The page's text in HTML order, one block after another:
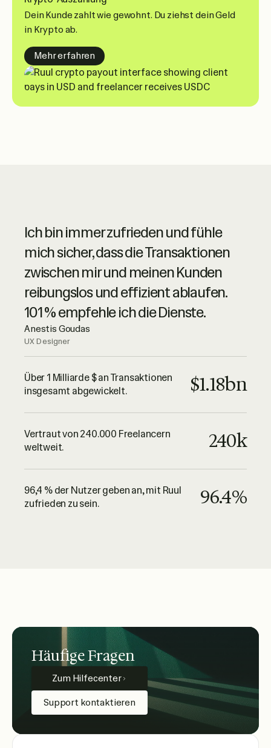
Dein Kunde zahlt wie gewohnt. Du ziehst dein Geld
in Krypto ab.
Mehr erfahrenabout crypto payouts
Ruul steht für hochwertige Online-
Dienste mit einem herausragenden
Kundenservice. Sie sind sehr
professionell – absolut
empfehlenswert.
Luciano Landaeta
Architekt
Ich bin immer zufrieden und fühle
mich sicher, dass die Transaktionen
zwischen mir und meinen Kunden
reibungslos und effizient ablaufen.
101 % empfehle ich die Dienste.
Anestis Goudas
UX Designer
Alles, was ich bis hierhin sagen kann,
ist, dass Ruul vertrauenswürdig ist
und ihre Dienste herausragend sind.
Macht weiter so, Leute! Danke!
Adrian Lazea
QA Engineer
Über 1 Milliarde $ an Transaktionen
insgesamt abgewickelt.
$1.18bn
Vertraut von 240.000 Freelancern
weltweit.
240k
96,4 % der Nutzer geben an, mit Ruul
zufrieden zu sein.
96.4%
Häufige Fragen
Zum Hilfecenter
Support kontaktieren